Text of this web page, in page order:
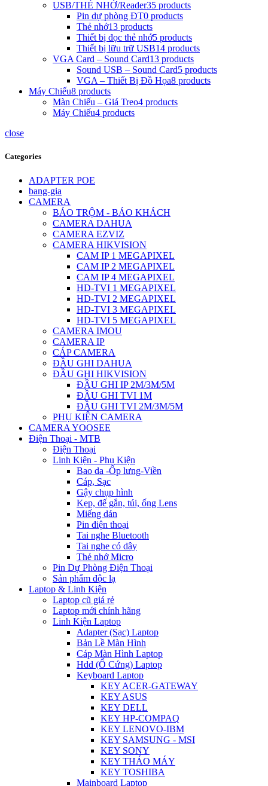
USB/THẺ NHỚ/Reader35 products
Pin dự phòng ĐT0 products
Thẻ nhớ13 products
Thiết bị đọc thẻ nhớ5 products
Thiết bị lữu trữ USB14 products
VGA Card – Sound Card13 products
Sound USB – Sound Card5 products
VGA – Thiết Bị Đồ Họa8 products
Máy Chiếu8 products
Màn Chiếu – Giá Treo4 products
Máy Chiếu4 products
close
Categories
ADAPTER POE
bang-gia
CAMERA
BÁO TRỘM - BÁO KHÁCH
CAMERA DAHUA
CAMERA EZVIZ
CAMERA HIKVISION
CAM IP 1 MEGAPIXEL
CAM IP 2 MEGAPIXEL
CAM IP 4 MEGAPIXEL
HD-TVI 1 MEGAPIXEL
HD-TVI 2 MEGAPIXEL
HD-TVI 3 MEGAPIXEL
HD-TVI 5 MEGAPIXEL
CAMERA IMOU
CAMERA IP
CÁP CAMERA
ĐẦU GHI DAHUA
ĐẦU GHI HIKVISION
ĐẦU GHI IP 2M/3M/5M
ĐẦU GHI TVI 1M
ĐẦU GHI TVI 2M/3M/5M
PHỤ KIỆN CAMERA
CAMERA YOOSEE
Điện Thoại - MTB
Điện Thoại
Linh Kiện - Phụ Kiện
Bao da -Ốp lưng-Viền
Cáp, Sạc
Gậy chụp hình
Kẹp, đế gắn, túi, ống Lens
Miếng dán
Pin điện thoại
Tai nghe Bluetooth
Tai nghe có dây
Thẻ nhớ Micro
Pin Dự Phòng Điện Thoại
Sản phẩm độc lạ
Laptop & Linh Kiện
Laptop cũ giá rẻ
Laptop mới chính hãng
Linh Kiện Laptop
Adapter (Sạc) Laptop
Bản Lề Màn Hình
Cáp Màn Hình Laptop
Hdd (Ổ Cứng) Laptop
Keyboard Laptop
KEY ACER-GATEWAY
KEY ASUS
KEY DELL
KEY HP-COMPAQ
KEY LENOVO-IBM
KEY SAMSUNG - MSI
KEY SONY
KEY THÁO MÁY
KEY TOSHIBA
Mainboard Laptop